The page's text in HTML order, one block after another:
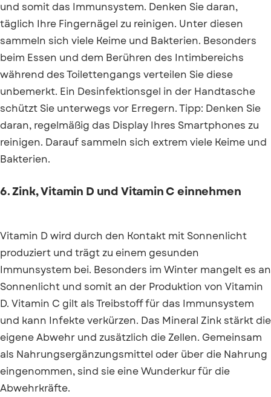
und somit das Immunsystem. Denken Sie daran,
täglich Ihre Fingernägel zu reinigen. Unter diesen
sammeln sich viele Keime und Bakterien. Besonders
beim Essen und dem Berühren des Intimbereichs
während des Toilettengangs verteilen Sie diese
unbemerkt. Ein Desinfektionsgel in der Handtasche
schützt Sie unterwegs vor Erregern. Tipp: Denken Sie
daran, regelmäßig das Display Ihres Smartphones zu
reinigen. Darauf sammeln sich extrem viele Keime und
Bakterien.
6. Zink, Vitamin D und Vitamin C einnehmen
Vitamin D wird durch den Kontakt mit Sonnenlicht
produziert und trägt zu einem gesunden
Immunsystem bei. Besonders im Winter mangelt es an
Sonnenlicht und somit an der Produktion von Vitamin
D. Vitamin C gilt als Treibstoff für das Immunsystem
und kann Infekte verkürzen. Das Mineral Zink stärkt die
eigene Abwehr und zusätzlich die Zellen. Gemeinsam
als Nahrungsergänzungsmittel oder über die Nahrung
eingenommen, sind sie eine Wunderkur für die
Abwehrkräfte.